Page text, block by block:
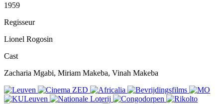
1959
Regisseur
Lionel Rogosin
Cast
Zacharia Mgabi, Miriam Makeba, Vinah Makeba